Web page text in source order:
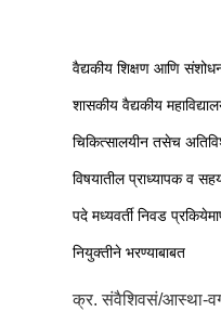
वैद्यकीय शिक्षण आणि
शासकीय वैद्यकीय
चिकित्सालयीन तसेच
विषयातील प्राध्यापक व
पदे मध्यवर्ती निवड
नियुक्तीने भरण्याबाबत
क्र. संवैशिवसं/आस्था-